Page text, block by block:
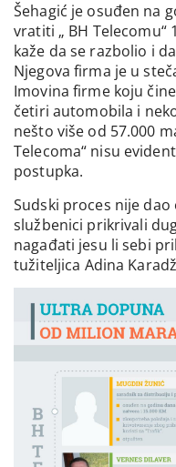
Šehagić je osuđen na
vratiti „ BH Telecomu“
kaže da se razbolio i
Njegova firma je u
Imovina firme koju
četiri automobila i
nešto više od 57.000
Telecoma“ nisu
postupka.
Sudski proces nije
službenici prikrivali
nagađati jesu li sebi
tužiteljica Adina